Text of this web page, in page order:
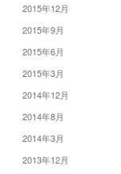
2015年12月
2015年9月
2015年6月
2015年3月
2014年12月
2014年8月
2014年3月
2013年12月